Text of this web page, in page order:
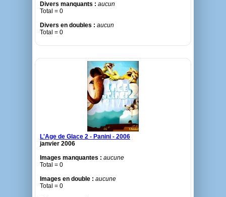
Divers manquants : aucun
Total = 0
Divers en doubles : aucun
Total = 0
L'Age de Glace 2 - Panini - 2006
janvier 2006
Images manquantes : aucune
Total = 0
Images en double : aucune
Total = 0